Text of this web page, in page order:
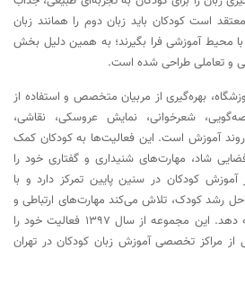
است کودکان باید زبان دوم را همانند زبان
محیط آموزشی فرا بگیرند؛ به همین دلیل بخش
و تعاملی طراحی شده است.
بهره‌گیری از مربیان متخصص و استفاده از
شعرخوانی، نمایش عروسکی، نقاشی،
آموزش است. این فعالیت‌ها به کودکان کمک
شاد، مهارت‌های شنیداری و گفتاری خود را
آموزش کودکان در سنین پایین تمرکز دارد و با
رشد کودک، تلاش می‌کند مهارت‌های ارتباطی و
زبانی را به‌صورت طبیعی توسعه دهد. این مجموعه از سال 1397 فعالیت خود را
از مراکز تخصصی آموزش زبان کودکان در تهران